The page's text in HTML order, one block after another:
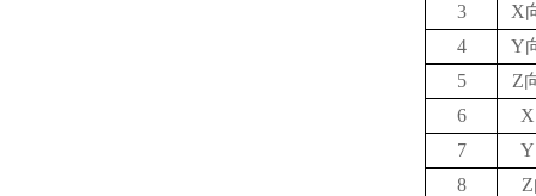
3
X
4
Y
5
Z
6
7
8